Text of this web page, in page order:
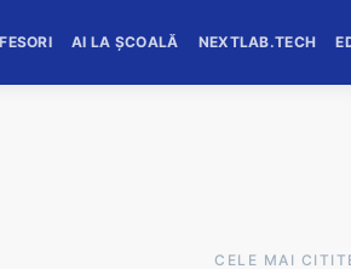
AI LA ȘCOALĂ NEXTLAB.TECH
CELE MAI